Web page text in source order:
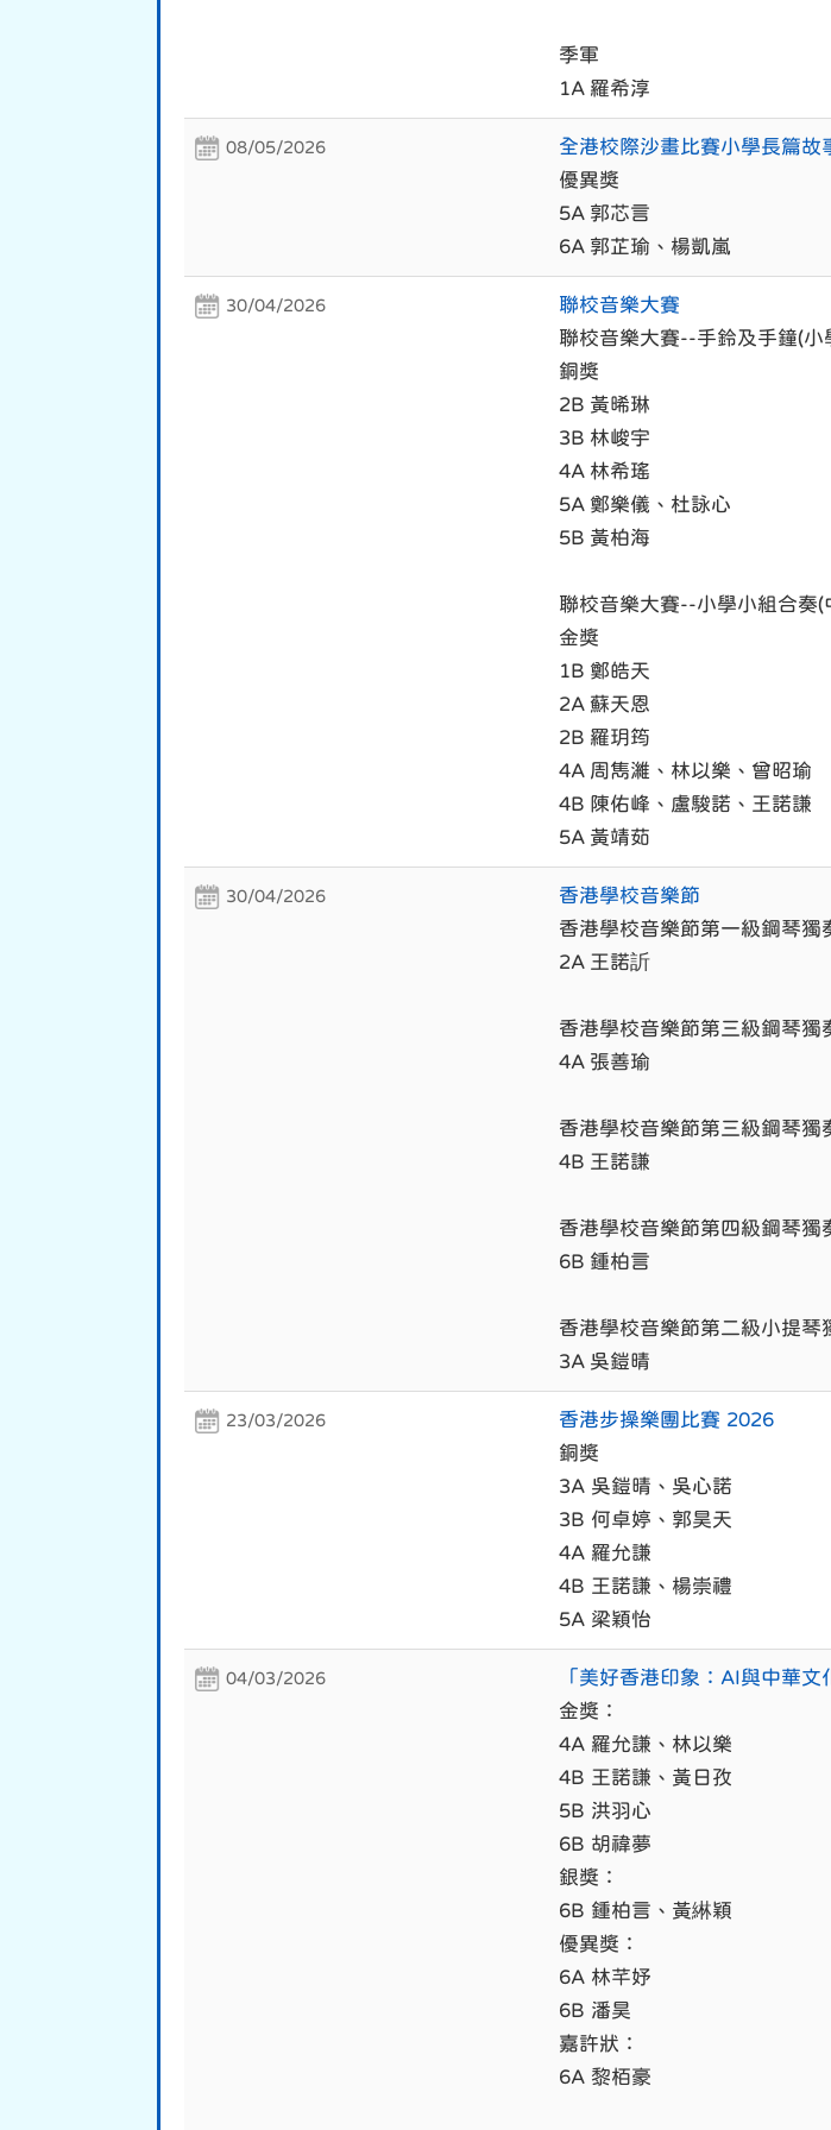
季軍
1A 羅希淳
08/05/2026
全港校際沙畫比賽小學長篇故
優異獎
5A 郭芯言
6A 郭芷瑜、楊凱嵐
30/04/2026
聯校音樂大賽
聯校音樂大賽--手鈴及手鐘(小
銅獎
2B 黃晞琳
3B 林峻宇
4A 林希瑤
5A 鄭樂儀、杜詠心
5B 黃柏海
聯校音樂大賽--小學小組合奏(
金獎
1B 鄭皓天
2A 蘇天恩
2B 羅玥筠
4A 周雋濰、林以樂、曾昭瑜
4B 陳佑峰、盧駿諾、王諾謙
5A 黃靖茹
30/04/2026
香港學校音樂節
香港學校音樂節第一級鋼琴獨
2A 王諾訢
香港學校音樂節第三級鋼琴獨
4A 張善瑜
香港學校音樂節第三級鋼琴獨
4B 王諾謙
香港學校音樂節第四級鋼琴獨
6B 鍾柏言
香港學校音樂節第二級小提琴
3A 吳鎧晴
23/03/2026
香港步操樂團比賽 2026
銅獎
3A 吳鎧晴、吳心諾
3B 何卓婷、郭昊天
4A 羅允謙
4B 王諾謙、楊崇禮
5A 梁穎怡
04/03/2026
「美好香港印象：AI與中華
金獎：
4A 羅允謙、林以樂
4B 王諾謙、黃日孜
5B 洪羽心
6B 胡禕夢
銀獎：
6B 鍾柏言、黃綝穎
優異獎：
6A 林芊妤
6B 潘昊
嘉許狀：
6A 黎栢豪